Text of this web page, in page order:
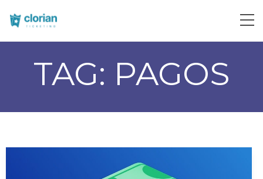
TAG: PAGOS